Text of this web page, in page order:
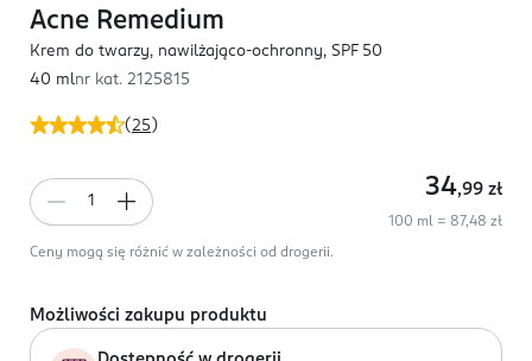
(25 )
Acne Remedium
Krem do twarzy, nawilżająco-ochronny, SPF 50
40 mlnr kat. 2125815
34,99 zł
100 ml = 87,48 zł
Ceny mogą się różnić w zależności od drogerii.
Możliwości zakupu produktu